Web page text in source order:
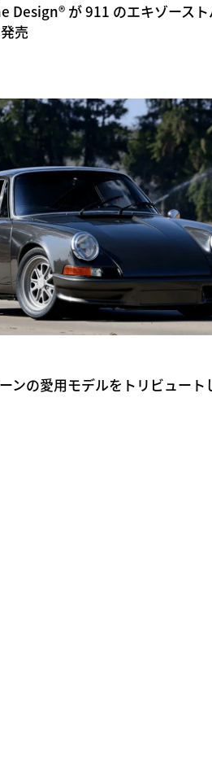
Design® が 911 のエキゾース
売
ンの愛用モデルをトリビュート